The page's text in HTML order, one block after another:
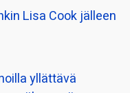
Lisa Cook jälleen
yllättävä